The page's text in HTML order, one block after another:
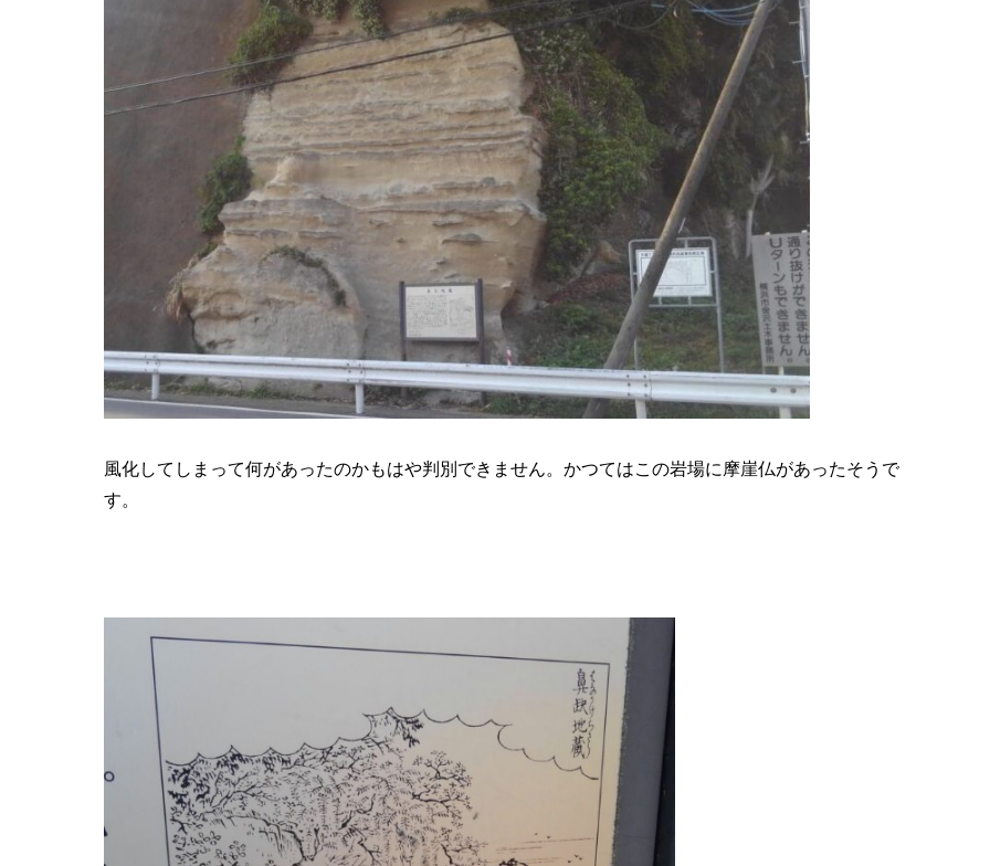
風化してしまって何があったのかもはや判別できません。かつてはこの岩場に摩崖仏があったそうで
す。